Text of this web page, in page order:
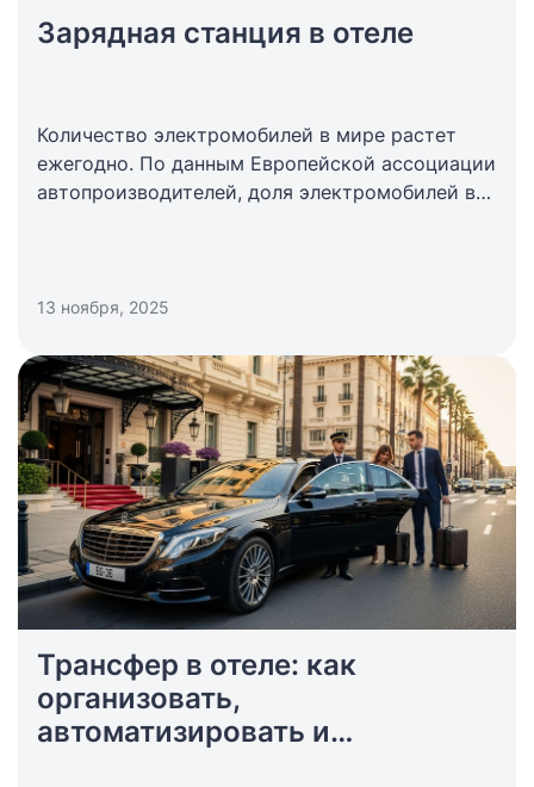
Зарядная станция в отеле
Количество электромобилей в мире растет
ежегодно. По данным Европейской ассоциации
автопроизводителей, доля электромобилей в
электромобилей.
13 ноября, 2025
Трансфер в отеле: как
организовать,
автоматизировать и